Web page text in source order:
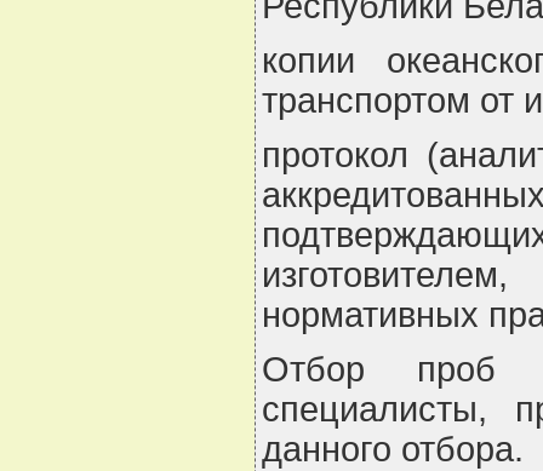
копии
транспортом от
протокол
нормативных
Отбор проб
специалисты,
данного отбора.